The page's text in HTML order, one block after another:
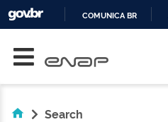
COMUNICA BR
Search